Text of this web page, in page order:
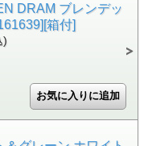
DRAM ブレンデッ
箱付]
)